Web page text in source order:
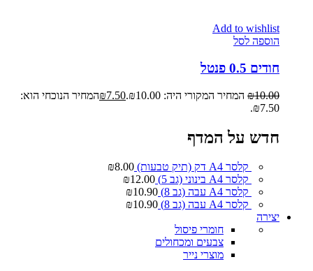
Add to wishlist
הוספה לסל
חודים 0.5 פנטל
₪10.00 המחיר המקורי היה: ₪10.00. ₪7.50
המחיר הנוכחי הוא:
₪7.50.
חדש על המדף
קלסר A4 דק (תיק טבעות) ₪8.00
קלסר A4 בינוני (גב 5)
₪12.00
קלסר A4 עבה (גב 8)
₪10.90
קלסר A4 עבה (גב 8)
₪10.90
יצירה
חומרי פיסול
צבעים ומכחולים
מוצרי נייר